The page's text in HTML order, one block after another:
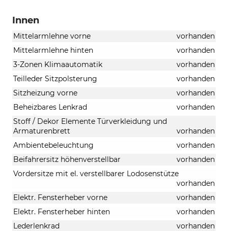
Innen
Mittelarmlehne vorne
vorhanden
Mittelarmlehne hinten
vorhanden
3-Zonen Klimaautomatik
vorhanden
Teilleder Sitzpolsterung
vorhanden
Sitzheizung vorne
vorhanden
Beheizbares Lenkrad
vorhanden
Stoff / Dekor Elemente Türverkleidung und
Armaturenbrett
vorhanden
Ambientebeleuchtung
vorhanden
Beifahrersitz höhenverstellbar
vorhanden
Vordersitze mit el. verstellbarer Lodosenstütze
vorhanden
Elektr. Fensterheber vorne
vorhanden
Elektr. Fensterheber hinten
vorhanden
Lederlenkrad
vorhanden